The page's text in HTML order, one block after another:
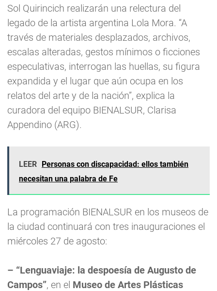
Sol Quirincich realizarán una relectura del
legado de la artista argentina Lola Mora. “A
través de materiales desplazados, archivos,
escalas alteradas, gestos mínimos o ficciones
especulativas, interrogan las huellas, su figura
expandida y el lugar que aún ocupa en los
relatos del arte y de la nación”, explica la
curadora del equipo BIENALSUR, Clarisa
Appendino (ARG).
LEER Personas con discapacidad: ellos también
necesitan una palabra de Fe
La programación BIENALSUR en los museos de
la ciudad continuará con tres inauguraciones el
miércoles 27 de agosto:
– “Lenguaviaje: la despoesía de Augusto de
Campos”, en el Museo de Artes Plásticas